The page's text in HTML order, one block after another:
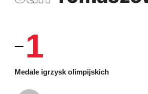
1
Medale igrzysk olimpijskich